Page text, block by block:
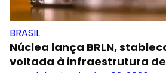
BRASIL
Núclea lança BRLN,
voltada à infraestrutura